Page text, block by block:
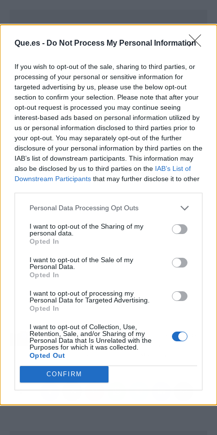
Que.es - Do Not Process My Personal Information
If you wish to opt-out of the sale, sharing to third parties, or
processing of your personal or sensitive information for
targeted advertising by us, please use the below opt-out
section to confirm your selection. Please note that after your
opt-out request is processed you may continue seeing
interest-based ads based on personal information utilized by
us or personal information disclosed to third parties prior to
your opt-out. You may separately opt-out of the further
disclosure of your personal information by third parties on the
IAB’s list of downstream participants. This information may
also be disclosed by us to third parties on the IAB’s List of
Downstream Participants that may further disclose it to other
Personal Data Processing Opt Outs
I want to opt-out of the Sharing of my
personal data.
Opted In
I want to opt-out of the Sale of my
Personal Data.
Opted In
I want to opt-out of processing my
Personal Data for Targeted Advertising.
Opted In
I want to opt-out of Collection, Use,
Retention, Sale, and/or Sharing of my
Personal Data that Is Unrelated with the
Purposes for which it was collected.
Opted Out
CONFIRM
Publicidad
Artículo anterior
¿Cómo educar a los
cachorros?, con el club
L’Almozara Can Bosc
Facilitar el trabajo con